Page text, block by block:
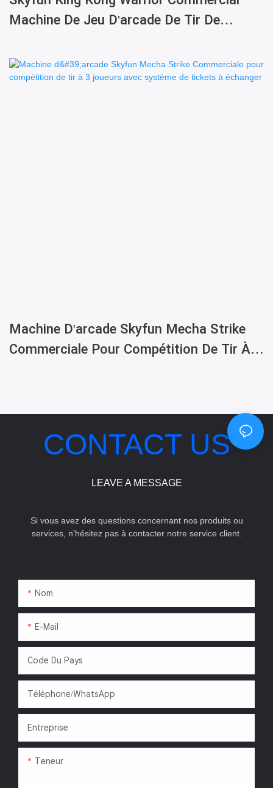
Machine De Jeu D'arcade De Tir De
Machine D'arcade Skyfun Mecha Strike
Commerciale Pour Compétition De Tir À 3
CONTACT US
LEAVE A MESSAGE
Si vous avez des questions concernant nos produits ou
services, n'hésitez pas à contacter notre service client.
Nom
E-Mail
Code Du Pays
Téléphone/WhatsApp
Entreprise
Teneur